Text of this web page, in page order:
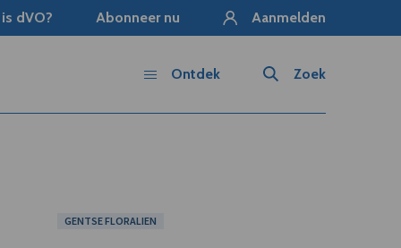
dVO? Abonneer nu Aanmelden
Zoek
Ontdek
GENTSE FLORALIEN